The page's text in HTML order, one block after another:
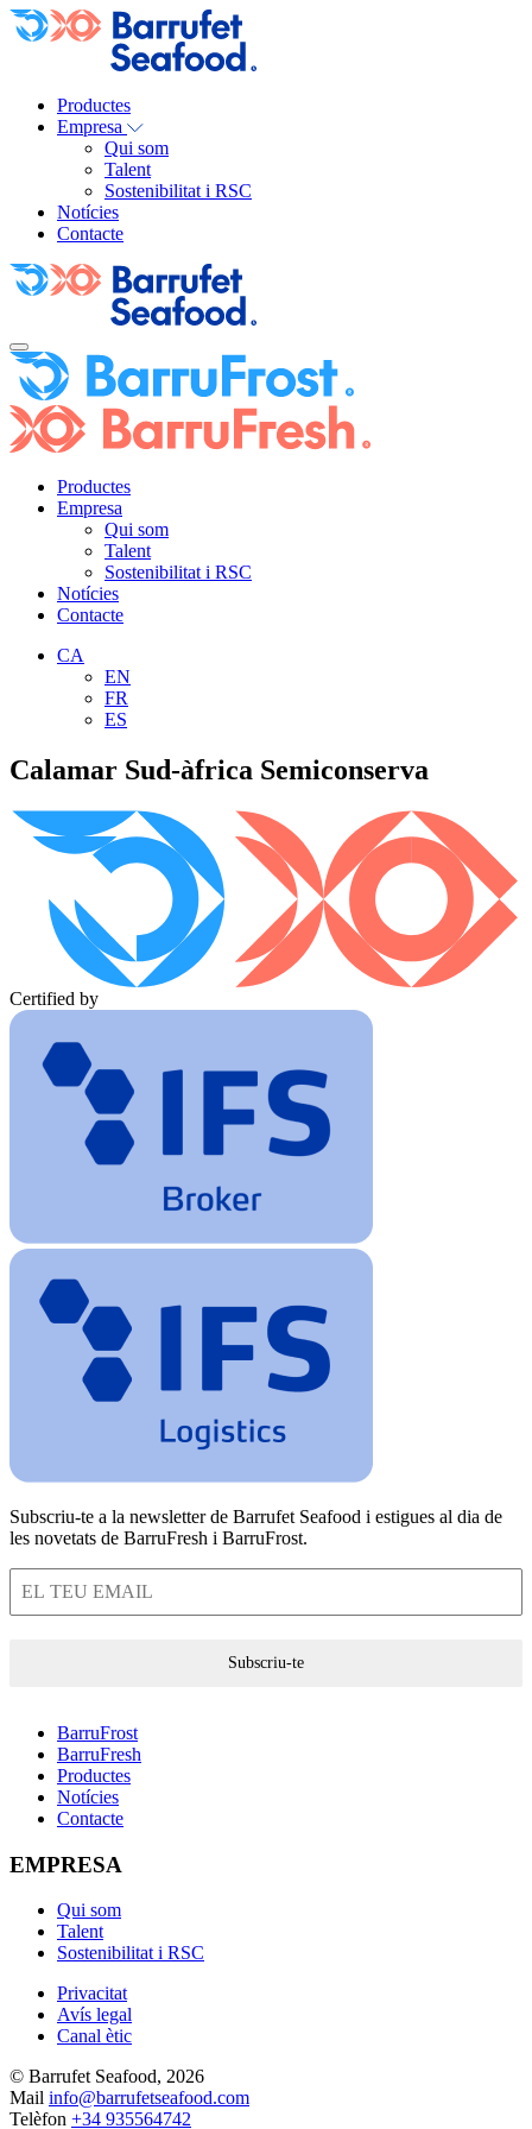
Productes
Empresa
Qui som
Talent
Sostenibilitat i RSC
Notícies
Contacte
Productes
Empresa
Qui som
Talent
Sostenibilitat i RSC
Notícies
Contacte
CA
EN
FR
ES
Calamar Sud-àfrica Semiconserva
Certified by
Subscriu-te a la newsletter de Barrufet Seafood i estigues al dia de
les novetats de BarruFresh i BarruFrost.
Subscriu-te
BarruFrost
BarruFresh
Productes
Notícies
Contacte
EMPRESA
Qui som
Talent
Sostenibilitat i RSC
Privacitat
Avís legal
Canal ètic
© Barrufet Seafood, 2026
Mail info@barrufetseafood.com
Telèfon +34 935564742